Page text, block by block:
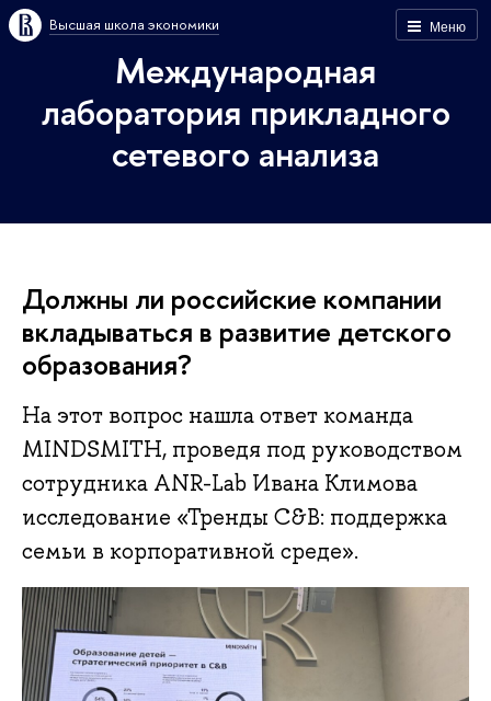
Меню
Высшая школа экономики
Международная
лаборатория прикладного
сетевого анализа
Должны ли российские компании
вкладываться в развитие детского
образования?
На этот вопрос нашла ответ команда
MINDSMITH, проведя под руководством
сотрудника ANR-Lab Ивана Климова
исследование «Тренды C&B: поддержка
семьи в корпоративной среде».